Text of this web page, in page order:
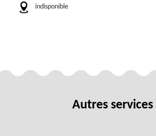
indisponible
Autres services